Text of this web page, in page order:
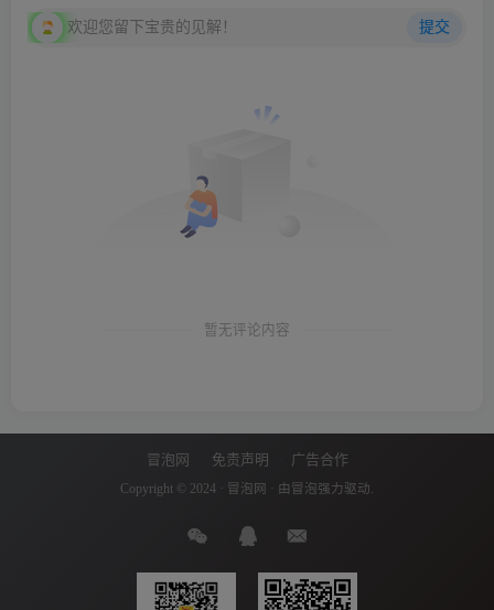
欢迎您留下宝贵的见解！ 提交
暂无评论内容
冒泡网 免责声明 广告合作
Copyright © 2024 · 冒泡网 · 由 冒泡 强力驱动.